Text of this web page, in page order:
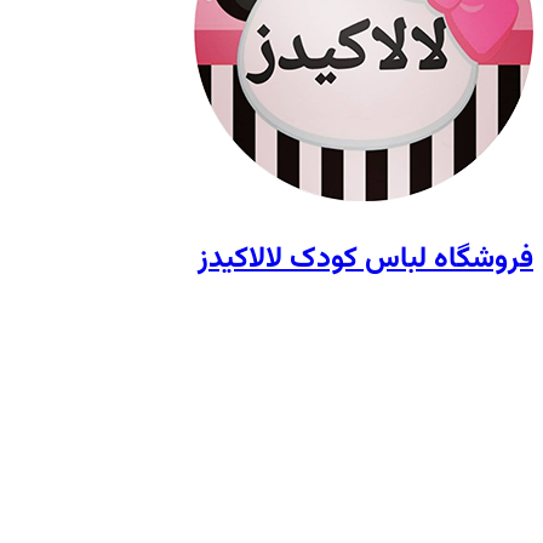
فروشگاه لباس کودک لالاکیدز